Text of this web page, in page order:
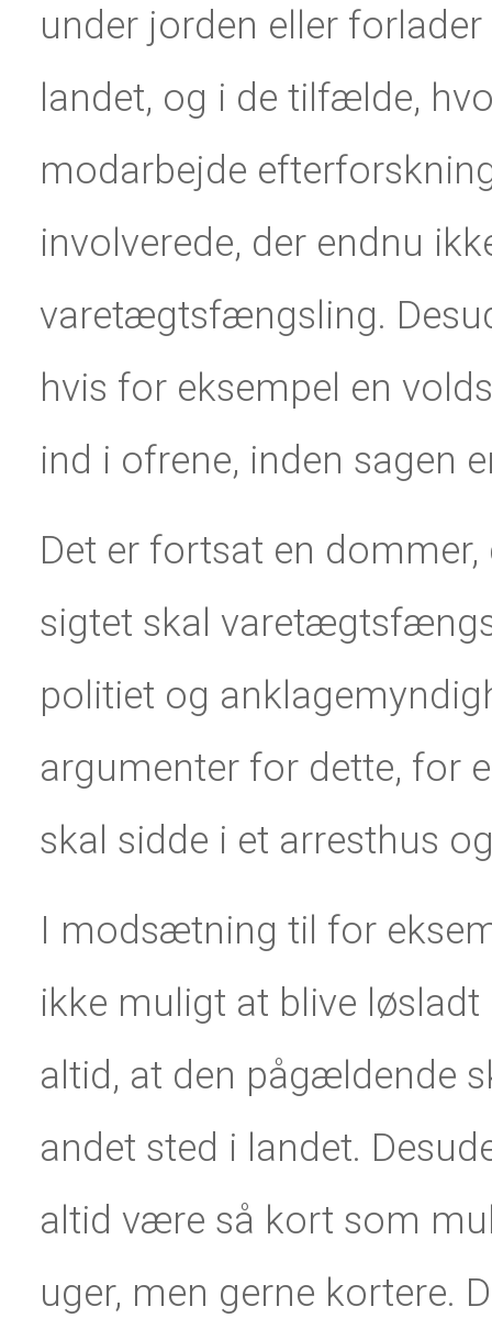
under jorden eller forlader
landet, og i de tilfælde,
modarbejde
involverede, der endnu
varetægtsfængsling.
hvis for eksempel en
ind i ofrene, inden sagen
Det er fortsat en
sigtet skal
politiet og
argumenter for dette, for
skal sidde i et arresthus
I modsætning til for
ikke muligt at blive
altid, at den pågældende
andet sted i landet.
altid være så kort som
uger, men gerne kortere.